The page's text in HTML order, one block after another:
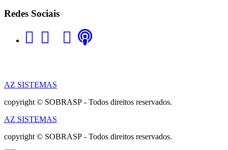
Redes Sociais
AZ SISTEMAS
copyright © SOBRASP - Todos direitos reservados.
AZ SISTEMAS
copyright © SOBRASP - Todos direitos reservados.